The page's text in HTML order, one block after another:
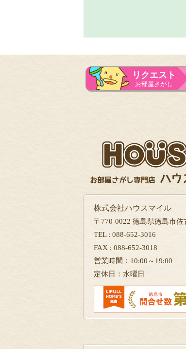
リクエスト
お部屋さがし
株式会社ハウスマイル
〒770-0022 徳島県徳島市佐
TEL : 088-652-3016
FAX : 088-652-3018
営業時間：10:00～19:00
定休日：水曜日